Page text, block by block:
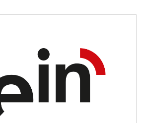
CEIN
Desarrollo empresarial